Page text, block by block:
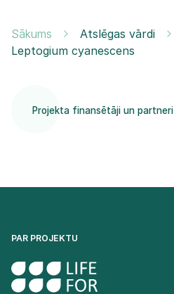
Sākums
Atslēgas vārdi
Leptogium cyanescens
Projekta finansētāji un partneri
PAR PROJEKTU